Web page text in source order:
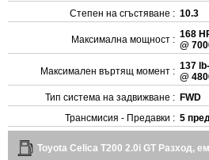
Степен на сгъстяване : 10.3
Максимална мощност : 168
@
Максимален въртящ момент : 137
@
Тип система на задвижване : FWD
Трансмисия - Предавки : 5
Toyota Celica T200 2.0i GT Разход,